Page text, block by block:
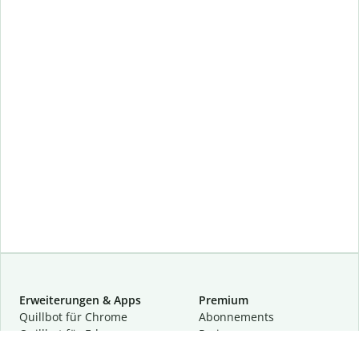
Erweiterungen & Apps
Quillbot für Chrome
Quillbot für Edge
Premium
Abon­ne­ments
Preise